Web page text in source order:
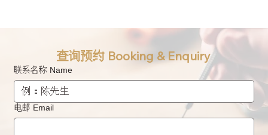
查询预约 Booking & Enquiry
联系名称 Name
电邮 Email